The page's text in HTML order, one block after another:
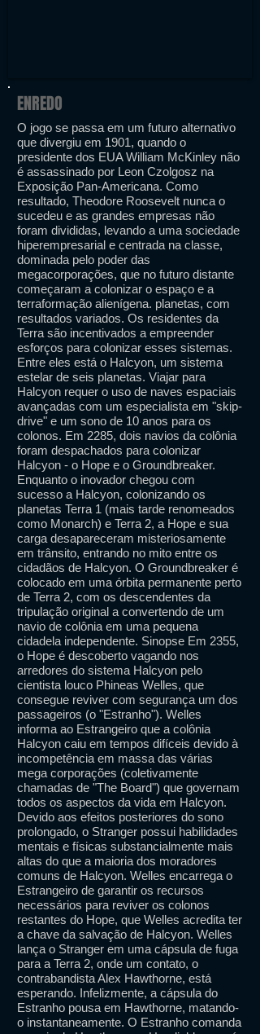
ENREDO
O jogo se passa em um futuro alternativo
que divergiu em 1901, quando o
presidente dos EUA William McKinley não
é assassinado por Leon Czolgosz na
Exposição Pan-Americana. Como
resultado, Theodore Roosevelt nunca o
sucedeu e as grandes empresas não
foram divididas, levando a uma sociedade
hiperempresarial e centrada na classe,
dominada pelo poder das
megacorporações, que no futuro distante
começaram a colonizar o espaço e a
terraformação alienígena. planetas, com
resultados variados. Os residentes da
Terra são incentivados a empreender
esforços para colonizar esses sistemas.
Entre eles está o Halcyon, um sistema
estelar de seis planetas. Viajar para
Halcyon requer o uso de naves espaciais
avançadas com um especialista em "skip-
drive" e um sono de 10 anos para os
colonos. Em 2285, dois navios da colônia
foram despachados para colonizar
Halcyon - o Hope e o Groundbreaker.
Enquanto o inovador chegou com
sucesso a Halcyon, colonizando os
planetas Terra 1 (mais tarde renomeados
como Monarch) e Terra 2, a Hope e sua
carga desapareceram misteriosamente
em trânsito, entrando no mito entre os
cidadãos de Halcyon. O Groundbreaker é
colocado em uma órbita permanente perto
de Terra 2, com os descendentes da
tripulação original a convertendo de um
navio de colônia em uma pequena
cidadela independente. Sinopse Em 2355,
o Hope é descoberto vagando nos
arredores do sistema Halcyon pelo
cientista louco Phineas Welles, que
consegue reviver com segurança um dos
passageiros (o "Estranho"). Welles
informa ao Estrangeiro que a colônia
Halcyon caiu em tempos difíceis devido à
incompetência em massa das várias
mega corporações (coletivamente
chamadas de "The Board") que governam
todos os aspectos da vida em Halcyon.
Devido aos efeitos posteriores do sono
prolongado, o Stranger possui habilidades
mentais e físicas substancialmente mais
altas do que a maioria dos moradores
comuns de Halcyon. Welles encarrega o
Estrangeiro de garantir os recursos
necessários para reviver os colonos
restantes do Hope, que Welles acredita ter
a chave da salvação de Halcyon. Welles
lança o Stranger em uma cápsula de fuga
para a Terra 2, onde um contato, o
contrabandista Alex Hawthorne, está
esperando. Infelizmente, a cápsula do
Estranho pousa em Hawthorne, matando-
o instantaneamente. O Estranho comanda